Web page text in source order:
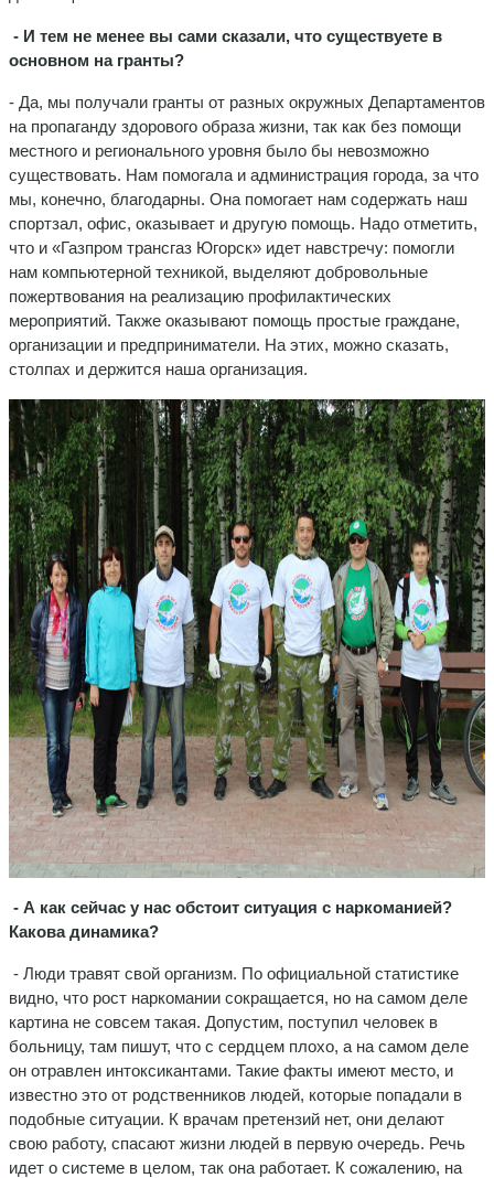
- И тем не менее вы сами сказали, что существуете в
основном на гранты?
- Да, мы получали гранты от разных окружных Департаментов
на пропаганду здорового образа жизни, так как без помощи
местного и регионального уровня было бы невозможно
существовать. Нам помогала и администрация города, за что
мы, конечно, благодарны. Она помогает нам содержать наш
спортзал, офис, оказывает и другую помощь. Надо отметить,
что и «Газпром трансгаз Югорск» идет навстречу: помогли
нам компьютерной техникой, выделяют добровольные
пожертвования на реализацию профилактических
мероприятий. Также оказывают помощь простые граждане,
организации и предприниматели. На этих, можно сказать,
столпах и держится наша организация.
- А как сейчас у нас обстоит ситуация с наркоманией?
Какова динамика?
- Люди травят свой организм. По официальной статистике
видно, что рост наркомании сокращается, но на самом деле
картина не совсем такая. Допустим, поступил человек в
больницу, там пишут, что с сердцем плохо, а на самом деле
он отравлен интоксикантами. Такие факты имеют место, и
известно это от родственников людей, которые попадали в
подобные ситуации. К врачам претензий нет, они делают
свою работу, спасают жизни людей в первую очередь. Речь
идет о системе в целом, так она работает. К сожалению, на